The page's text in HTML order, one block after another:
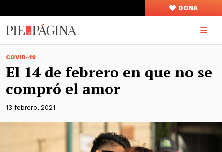
DONA
COVID-19
El 14 de febrero en que no se
compró el amor
13 febrero, 2021